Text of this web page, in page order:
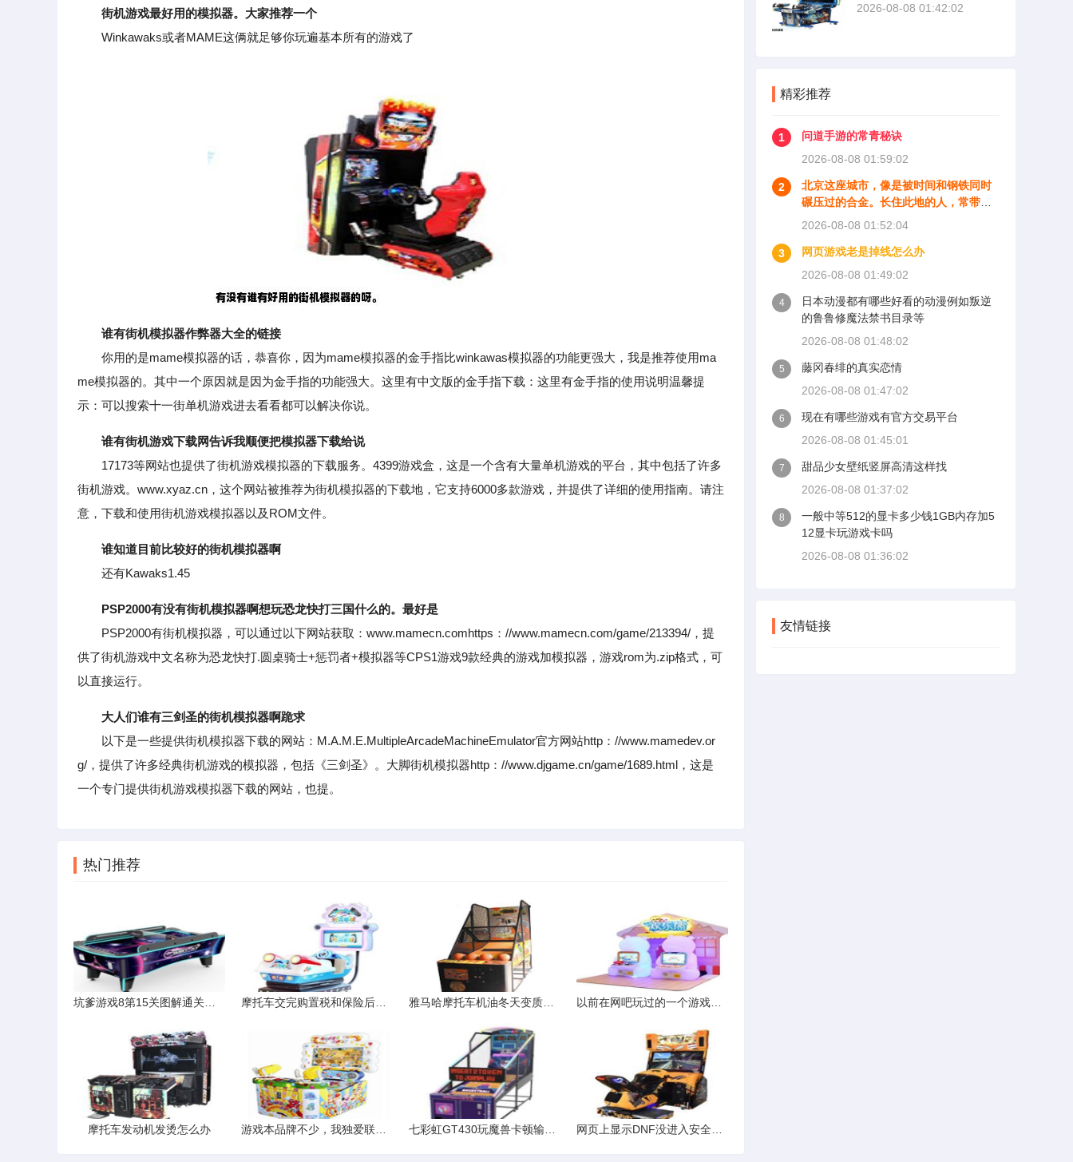
街机游戏最好用的模拟器。大家推荐一个
Winkawaks或者MAME这俩就足够你玩遍基本所有的游戏了
谁有街机模拟器作弊器大全的链接
你用的是mame模拟器的话，恭喜你，因为mame模拟器的金手指比winkawas模拟器的功能更强大，我是推荐使用ma
me模拟器的。其中一个原因就是因为金手指的功能强大。这里有中文版的金手指下载：这里有金手指的使用说明温馨提
示：可以搜索十一街单机游戏进去看看都可以解决你说。
谁有街机游戏下载网告诉我顺便把模拟器下载给说
17173等网站也提供了街机游戏模拟器的下载服务。4399游戏盒，这是一个含有大量单机游戏的平台，其中包括了许多
街机游戏。www.xyaz.cn，这个网站被推荐为街机模拟器的下载地，它支持6000多款游戏，并提供了详细的使用指南。请注
意，下载和使用街机游戏模拟器以及ROM文件。
谁知道目前比较好的街机模拟器啊
还有Kawaks1.45
PSP2000有没有街机模拟器啊想玩恐龙快打三国什么的。最好是
PSP2000有街机模拟器，可以通过以下网站获取：www.mamecn.comhttps：//www.mamecn.com/game/213394/，提
供了街机游戏中文名称为恐龙快打.圆桌骑士+惩罚者+模拟器等CPS1游戏9款经典的游戏加模拟器，游戏rom为.zip格式，可
以直接运行。
大人们谁有三剑圣的街机模拟器啊跪求
以下是一些提供街机模拟器下载的网站：M.A.M.E.MultipleArcadeMachineEmulator官方网站http：//www.mamedev.or
g/，提供了许多经典街机游戏的模拟器，包括《三剑圣》。大脚街机模拟器http：//www.djgame.cn/game/1689.html，这是
一个专门提供街机游戏模拟器下载的网站，也提。
热门推荐
摩托车发动机发烫怎么办
2026-08-08 01:42:02
精彩推荐
1
问道手游的常青秘诀
2026-08-08 01:59:02
2
北京这座城市，像是被时间和钢铁同时
碾压过的合金。长住此地的人，常带着
一种矛盾的疲惫：凌晨亮着灯的写字楼
上共存。交通是这座城市最诚实的表
情，早高峰的地铁十号线，人的密度几
抬脚，汹涌的人流会托着你抵达换乘通
道。空气质量比十年前好了太多，但仍
然能偶尔在雾霾黄的傍晚，看见戴着口
2026-08-08 01:52:04
3
网页游戏老是掉线怎么办
2026-08-08 01:49:02
4
日本动漫都有哪些好看的动漫例如叛逆
的鲁鲁修魔法禁书目录等
2026-08-08 01:48:02
5
藤冈春绯的真实恋情
2026-08-08 01:47:02
6
现在有哪些游戏有官方交易平台
2026-08-08 01:45:01
7
甜品少女壁纸竖屏高清这样找
2026-08-08 01:37:02
8
一般中等512的显卡多少钱1GB内存加5
12显卡玩游戏卡吗
2026-08-08 01:36:02
友情链接